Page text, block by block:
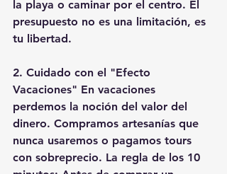
la playa o caminar por el centro. El
presupuesto no es una limitación, es
tu libertad.
2. Cuidado con el "Efecto
Vacaciones" En vacaciones
perdemos la noción del valor del
dinero. Compramos artesanías que
nunca usaremos o pagamos tours
con sobreprecio. La regla de los 10